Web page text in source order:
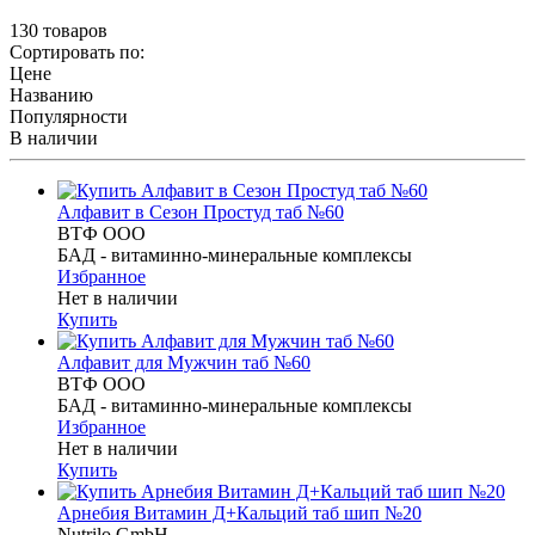
130 товаров
Сортировать по:
Цене
Названию
Популярности
В наличии
Алфавит в Сезон Простуд таб №60
ВТФ ООО
БАД - витаминно-минеральные комплексы
Избранное
Нет в наличии
Купить
Алфавит для Мужчин таб №60
ВТФ ООО
БАД - витаминно-минеральные комплексы
Избранное
Нет в наличии
Купить
Арнебия Витамин Д+Кальций таб шип №20